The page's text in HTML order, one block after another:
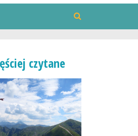
czytane